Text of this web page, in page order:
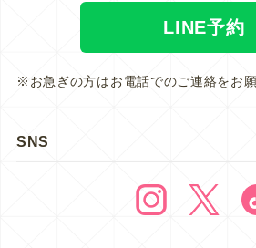
LINE予約
※お急ぎの方はお電話でのご連絡をお願
SNS